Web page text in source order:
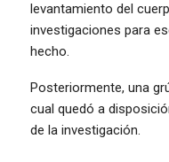
levantamiento del
investigaciones para
hecho.
Posteriormente, una
cual quedó a
de la investigación.